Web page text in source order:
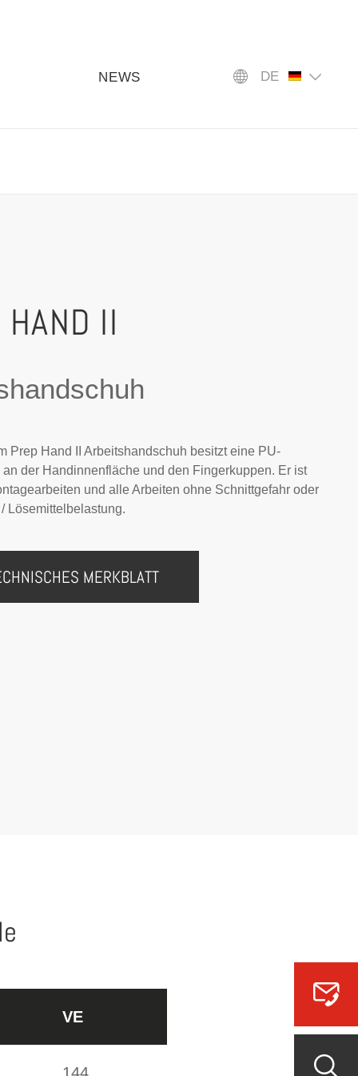
NEWS DE
II
Prep Hand II Arbeitshandschuh besitzt eine PU-
der Handinnenfläche und den Fingerkuppen. Er ist
und alle Arbeiten ohne Schnittgefahr oder
Lösemittelbelastung.
MERKBLATT
VE